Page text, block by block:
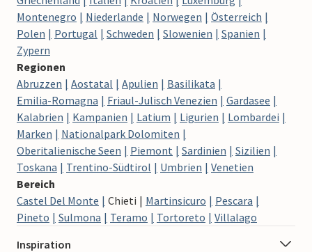
Montenegro
Niederlande Norwegen
Österreich
Polen
Portugal Schweden Slowenien
Spanien
Zypern
Regionen
Abruzzen
Aostatal Apulien
Basilikata
Emilia-Romagna
Friaul-Julisch Venezien
Gardasee
Kalabrien
Kampanien Latium Ligurien
Lombardei
Marken
Nationalpark Dolomiten
Oberitalienische Seen
Piemont Sardinien
Sizilien
Toskana
Trentino-Südtirol Umbrien
Venetien
Bereich
Castel Del Monte
Chieti Martinsicuro
Pescara
Pineto
Sulmona Teramo Tortoreto
Villalago
Inspiration